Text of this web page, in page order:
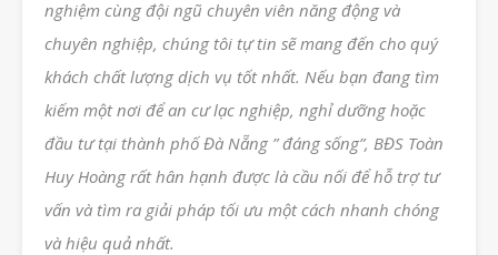
nghiệm cùng đội ngũ chuyên viên năng động và
chuyên nghiệp, chúng tôi tự tin sẽ mang đến cho quý
khách chất lượng dịch vụ tốt nhất. Nếu bạn đang tìm
kiếm một nơi để an cư lạc nghiệp, nghỉ dưỡng hoặc
đầu tư tại thành phố Đà Nẵng ” đáng sống”, BĐS Toàn
Huy Hoàng rất hân hạnh được là cầu nối để hỗ trợ tư
vấn và tìm ra giải pháp tối ưu một cách nhanh chóng
và hiệu quả nhất.